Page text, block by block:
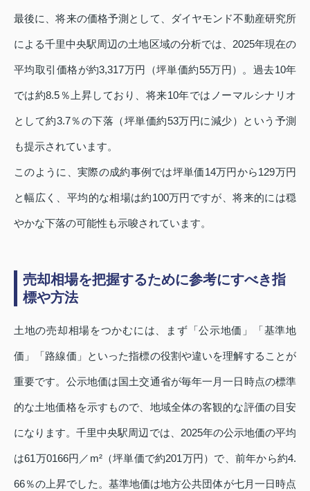
最後に、将来の価格予測として、ダイヤモンド不動産研究所
による千里中央駅周辺の土地区域の分析では、2025年現在の
平均取引価格が約3,317万円（坪単価約55万円）。過去10年
では約8.5％上昇しており、将来10年ではノーマルシナリオ
として約3.7％の下落（坪単価約53万円に減少）という予測
も提示されています。
このように、実際の成約事例では坪単価14万円から129万円
と幅広く、平均的な相場は約100万円ですが、将来的には穏
やかな下落の可能性も示唆されています。
売却相場を把握するために参考にすべき指
標や方法
土地の売却相場をつかむには、まず「公示地価」「基準地
価」「路線価」といった指標の役割や違いを理解することが
重要です。公示地価は国土交通省が毎年一月一日時点の標準
的な土地価格を示すもので、地域全体の客観的な評価の目安
になります。千里中央駅周辺では、2025年の公示地価の平均
は61万0166円／m²（坪単価で約201万円）で、前年から約4.
66％の上昇でした。基準地価は地方公共団体が七月一日時点